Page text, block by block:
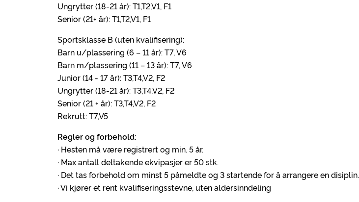
Ungrytter (18-21 år): T1,T2,V1, F1
Senior (21+ år): T1,T2,V1, F1
Sportsklasse B (uten kvalifisering):
Barn u/plassering (6 – 11 år): T7, V6
Barn m/plassering (11 – 13 år): T7, V6
Junior (14 - 17 år): T3,T4,V2, F2
Ungrytter (18-21 år): T3,T4,V2, F2
Senior (21 + år): T3,T4,V2, F2
Rekrutt: T7,V5
Regler og forbehold:
· Hesten må være registrert og min. 5 år.
· Max antall deltakende ekvipasjer er 50 stk.
· Det tas forbehold om minst 5 påmeldte og 3 startende for å arrangere en disiplin.
· Vi kjører et rent kvalifiseringsstevne, uten aldersinndeling